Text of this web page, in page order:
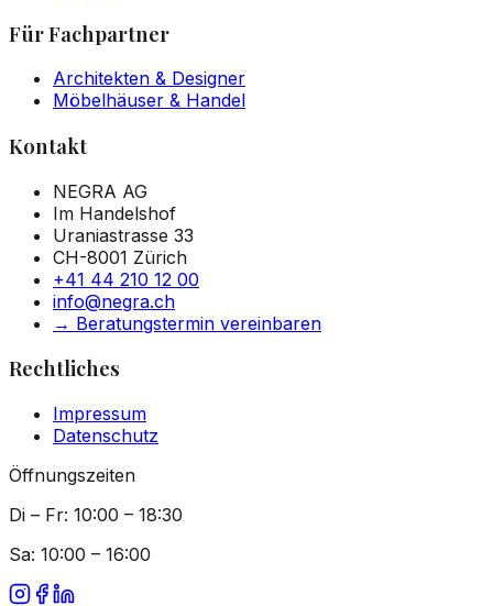
Für Fachpartner
Architekten & Designer
Möbelhäuser & Handel
Kontakt
NEGRA AG
Im Handelshof
Uraniastrasse 33
CH-8001 Zürich
+41 44 210 12 00
info@negra.ch
→ Beratungstermin vereinbaren
Rechtliches
Impressum
Datenschutz
Öffnungszeiten
Di – Fr: 10:00 – 18:30
Sa: 10:00 – 16:00